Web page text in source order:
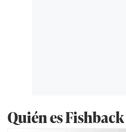
Quién es Fishback